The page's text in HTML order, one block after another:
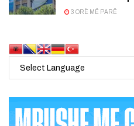
3 ORË MË PARË